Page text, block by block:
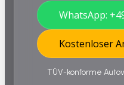
WhatsApp:
Kostenloser
TÜV-konforme